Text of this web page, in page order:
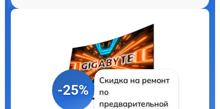
-25%
Скидка на ремонт
по
предварительной